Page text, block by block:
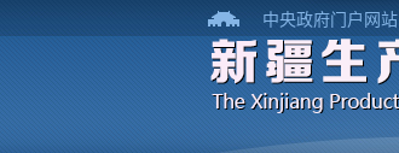
中央政府门户网站